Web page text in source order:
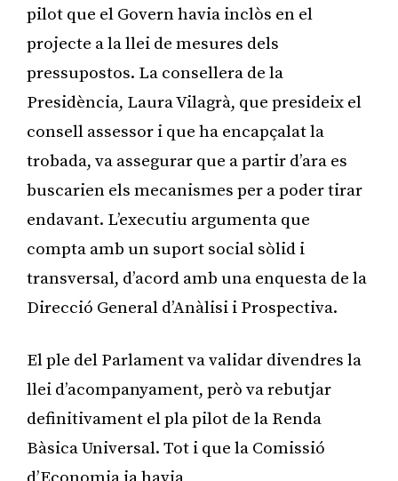
pilot que el Govern havia inclòs en el
projecte a la llei de mesures dels
pressupostos. La consellera de la
Presidència, Laura Vilagrà, que presideix el
consell assessor i que ha encapçalat la
trobada, va assegurar que a partir d’ara es
buscarien els mecanismes per a poder tirar
endavant. L’executiu argumenta que
compta amb un suport social sòlid i
transversal, d’acord amb una enquesta de la
Direcció General d’Anàlisi i Prospectiva.
El ple del Parlament va validar divendres la
llei d’acompanyament, però va rebutjar
definitivament el pla pilot de la Renda
Bàsica Universal. Tot i que la Comissió